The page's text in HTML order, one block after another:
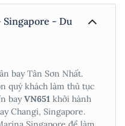
Singapore - Du
bay Tân Sơn Nhất.
quý khách làm thủ tục
bayVN651 khởi hành
Changi, Singapore.